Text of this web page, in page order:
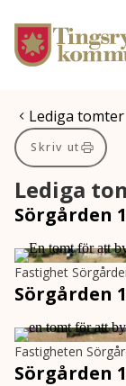
Gå till innehåll
Gå till huvudmeny
Du är här:
Lediga tomter
Skriv ut
Lediga
Sörgården
Fastighet
Sörgården
Fastigheten
Sörgården